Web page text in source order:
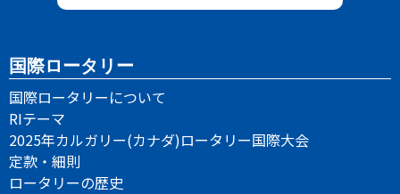
国際ロータリー
国際ロータリーについて
RIテーマ
2025年カルガリー(カナダ)ロータリー国際大会
定款・細則
ロータリーの歴史